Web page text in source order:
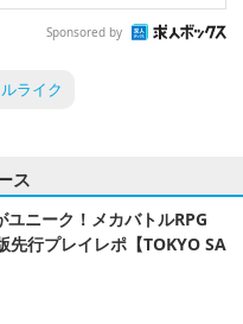
Sponsored by
ライク
ス
ニーク！メカバトルRPG
先行プレイレポ【TOKYO SA